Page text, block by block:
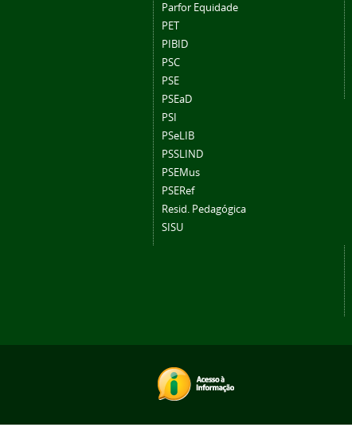
Parfor Equidade
PET
PIBID
PSC
PSE
PSEaD
PSI
PSeLIB
PSSLIND
PSEMus
PSERef
Resid. Pedagógica
SISU